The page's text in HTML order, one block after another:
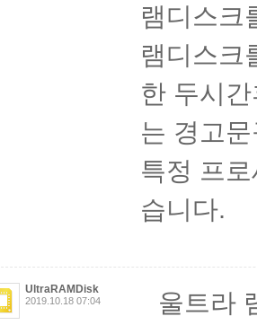
램디스크
램디스크
한 두시
는 경고
특정 프
습니다.
UltraRAMDisk
2019.10.18 07:04
울트라